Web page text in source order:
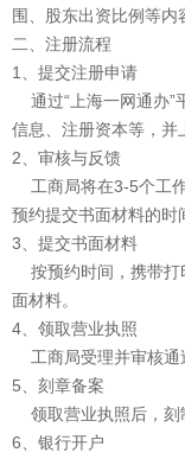
围、股东出资比例等内
二、注册流程
1、提交注册申请
通过“上海一网通办”
信息、注册资本等，并
2、审核与反馈
工商局将在3-5个工
预约提交书面材料的时
3、提交书面材料
按预约时间，携带打
面材料。
4、领取营业执照
工商局受理并审核通
5、刻章备案
领取营业执照后，刻
6、银行开户